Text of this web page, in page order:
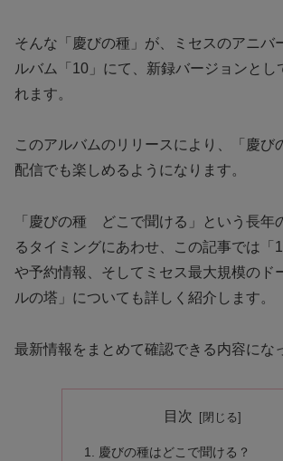
そんな「慶びの種」が、ミセスのアニバ
ルバム「10」にて、新録バージョンとし
れます。
このアルバムのリリースにより、「慶び
配信でも楽しめるようになります。
「慶びの種 どこで聞ける」という長年
るタイミングにあわせ、この記事では「
や予約情報、そしてミセス最大規模のド
ルの塔」についても詳しく紹介します。
最新情報をまとめて確認できる内容にな
目次
慶びの種はどこで聞ける？